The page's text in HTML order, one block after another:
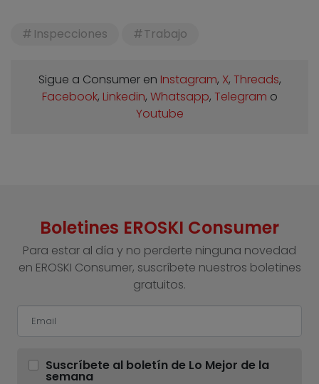
Inspecciones Trabajo
Sigue a Consumer en Instagram, X, Threads,
Facebook, Linkedin, Whatsapp, Telegram o
Youtube
Boletines EROSKI Consumer
Para estar al día y no perderte ninguna novedad
en EROSKI Consumer, suscríbete nuestros boletines
gratuitos.
Suscríbete al boletín de Lo Mejor de la
semana